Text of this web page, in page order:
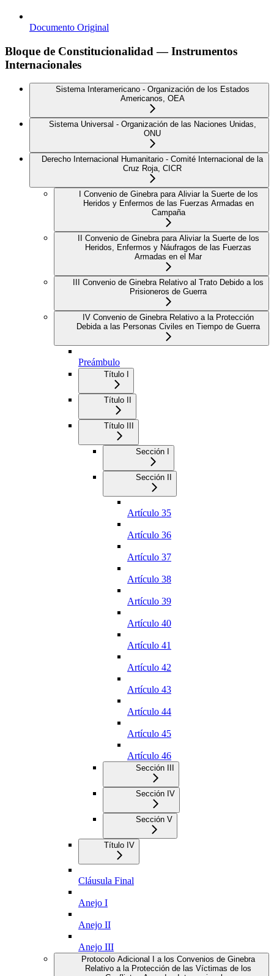
Documento Original
Bloque de Constitucionalidad — Instrumentos
Internacionales
Sistema Interamericano - Organización de los Estados
Americanos, OEA
Sistema Universal - Organización de las Naciones Unidas,
ONU
Derecho Internacional Humanitario - Comité Internacional de la
Cruz Roja, CICR
I Convenio de Ginebra para Aliviar la Suerte de los
Heridos y Enfermos de las Fuerzas Armadas en
Campaña
II Convenio de Ginebra para Aliviar la Suerte de los
Heridos, Enfermos y Náufragos de las Fuerzas
Armadas en el Mar
III Convenio de Ginebra Relativo al Trato Debido a los
Prisioneros de Guerra
IV Convenio de Ginebra Relativo a la Protección
Debida a las Personas Civiles en Tiempo de Guerra
Preámbulo
Título I
Título II
Título III
Sección I
Sección II
Artículo 35
Artículo 36
Artículo 37
Artículo 38
Artículo 39
Artículo 40
Artículo 41
Artículo 42
Artículo 43
Artículo 44
Artículo 45
Artículo 46
Sección III
Sección IV
Sección V
Título IV
Cláusula Final
Anejo I
Anejo II
Anejo III
Protocolo Adicional I a los Convenios de Ginebra
Relativo a la Protección de las Víctimas de los